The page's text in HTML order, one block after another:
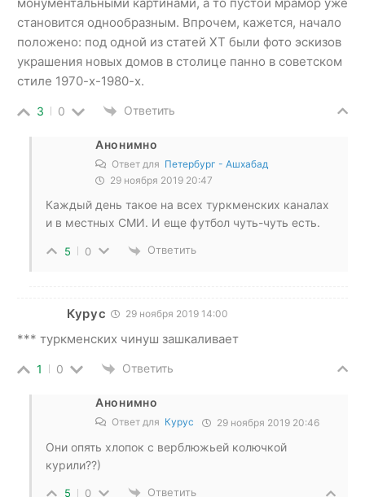
становится однообразным. Впрочем, кажется, начало
положено: под одной из статей ХТ были фото эскизов
украшения новых домов в столице панно в советском
стиле 1970-х-1980-х.
3 0 Ответить
Анонимно
Ответ для Петербург - Ашхабад
29 ноября 2019 20:47
Каждый день такое на всех туркменских каналах
и в местных СМИ. И еще футбол чуть-чуть есть.
5 0 Ответить
Курус 29 ноября 2019 14:00
*** туркменских чинуш зашкаливает
1 0 Ответить
Анонимно
Ответ для Курус 29 ноября 2019 20:46
Они опять хлопок с верблюжьей колючкой
курили??)
5 0 Ответить